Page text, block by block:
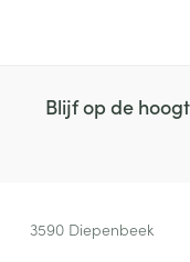
Blijf op de
3590 Diepenbeek